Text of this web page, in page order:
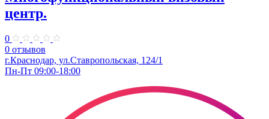
центр.
0
0 отзывов
​г.Краснодар, ул.Ставропольская, 124/1
Пн-Пт 09:00-18:00